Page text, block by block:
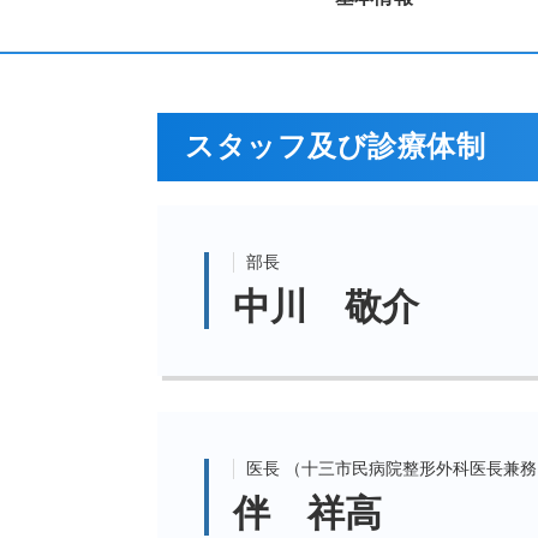
スタッフ及び診療体制
部長
中川 敬介
医長 （十三市民病院整形外科医長兼
伴 祥高